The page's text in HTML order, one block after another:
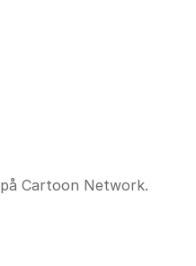
Cartoon Network.